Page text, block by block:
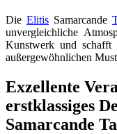
Die Elitis Samarcande
unvergleichliche
Kunstwerk und schafft
außergewöhnlichen
Exzellente
erstklassiges
Samarcande